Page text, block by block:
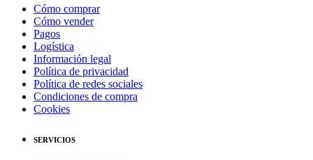
Cómo comprar
Cómo vender
Pagos
Logística
Información legal
Política de privacidad
Política de redes sociales
Condiciones de compra
Cookies
SERVICIOS